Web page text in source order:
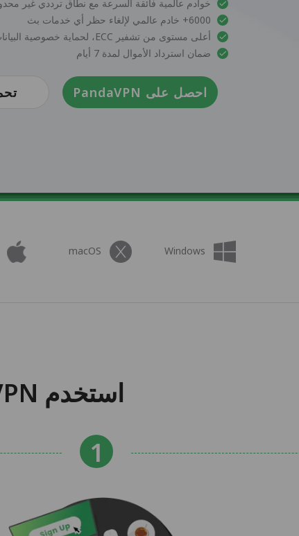
خوادم عالمية فائقة السرعة مع نطاق ترددي غير
6000+ خادم عالمي لإلغاء حظر أي خدمات بث
أعلى مستوى من تشفير ECC، لحماية خصوصية البيانات والأمان
ضمان استرداد الأموال لمدة 7 أيام
احصل على PandaVPN
Windows
macOS
استخدم PandaVPN لـ Android TV في 3 خطوات سهلة